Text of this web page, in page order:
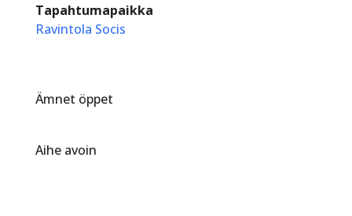
Tapahtumapaikka
Ravintola Socis
Ämnet öppet
Aihe avoin